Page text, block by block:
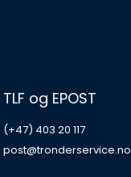
TLF og EPOST
(+47) 403 20 117
post@tronderservice.no